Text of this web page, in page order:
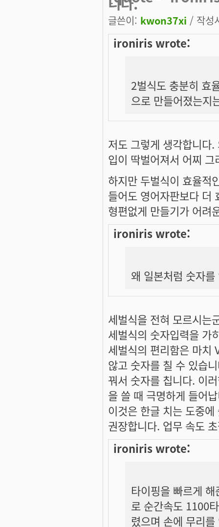
글쓴이: kwon37xi / 작성
ironiris wrote:
2벌식도 충분히 효
으로 만들어졌는지
저도 그렇게 생각합니다
입이 딱벌어져서 어찌
하지만 두벌식이 효율적
들어도 영어자판보다 더
형편없게 만들기가 어려
ironiris wrote:
왜 일본처럼 숫자
세벌식을 전혀 모르시는
세벌식의 숫자입력을 가
세벌식의 편리함은 마치
않고 숫자를 칠 수 있습
꿔서 숫자를 칩니다. 이
을 쓸 때 극명하게 들어
이것은 한글 치는 도중
권장합니다. 업무 속도
ironiris wrote:
타이핑을 빠르게
로 순간속도 1100
렸으며 손에 무리